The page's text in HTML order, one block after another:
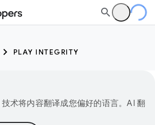
PLAY INTEGRITY
术将内容翻译成您偏好的语言。AI 翻